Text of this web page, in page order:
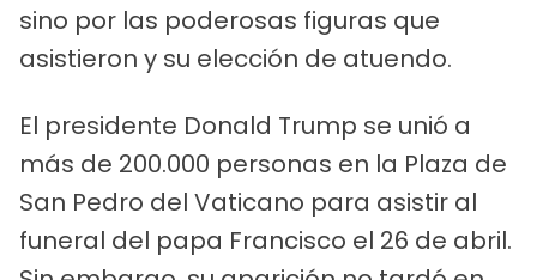
sino por las poderosas figuras que
asistieron y su elección de atuendo.
El presidente Donald Trump se unió a
más de 200.000 personas en la Plaza de
San Pedro del Vaticano para asistir al
funeral del papa Francisco el 26 de abril.